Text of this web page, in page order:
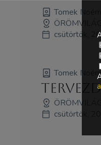
Tomek Noémi
csütörtök,
Tomek
csütörtök,